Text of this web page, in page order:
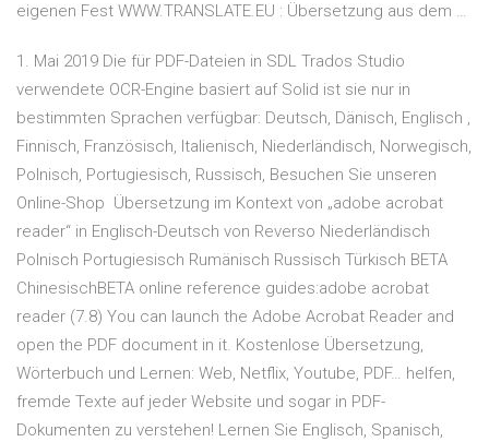
eigenen Fest WWW.TRANSLATE.EU : Übersetzung aus dem …
1. Mai 2019 Die für PDF-Dateien in SDL Trados Studio
verwendete OCR-Engine basiert auf Solid ist sie nur in
bestimmten Sprachen verfügbar: Deutsch, Dänisch, Englisch ,
Finnisch, Französisch, Italienisch, Niederländisch, Norwegisch,
Polnisch, Portugiesisch, Russisch, Besuchen Sie unseren
Online-Shop Übersetzung im Kontext von „adobe acrobat
reader“ in Englisch-Deutsch von Reverso Niederländisch
Polnisch Portugiesisch Rumänisch Russisch Türkisch BETA
ChinesischBETA online reference guides:adobe acrobat
reader (7.8) You can launch the Adobe Acrobat Reader and
open the PDF document in it. Kostenlose Übersetzung,
Wörterbuch und Lernen: Web, Netflix, Youtube, PDF… helfen,
fremde Texte auf jeder Website und sogar in PDF-
Dokumenten zu verstehen! Lernen Sie Englisch, Spanisch,